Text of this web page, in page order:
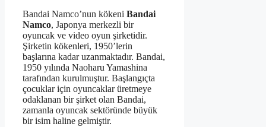
Bandai Namco’nun kökeni Bandai
Namco, Japonya merkezli bir
oyuncak ve video oyun şirketidir.
Şirketin kökenleri, 1950’lerin
başlarına kadar uzanmaktadır. Bandai,
1950 yılında Naoharu Yamashina
tarafından kurulmuştur. Başlangıçta
çocuklar için oyuncaklar üretmeye
odaklanan bir şirket olan Bandai,
zamanla oyuncak sektöründe büyük
bir isim haline gelmiştir.